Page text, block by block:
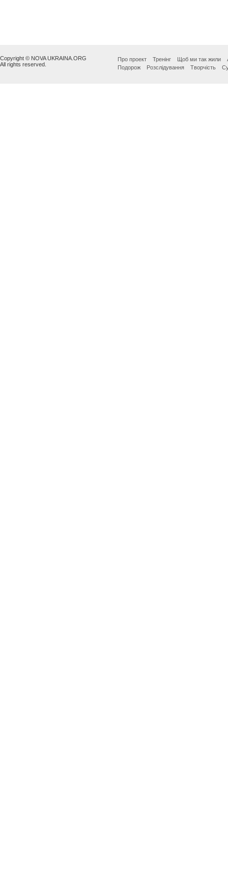
Copyright © NOVA UKRAINA.ORG
All rights reserved.
Про проект Тренінг Щоб ми так жили
Подорож
Розслідування Творчість